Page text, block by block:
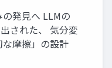
発見へ LLMの
された、 気分変
摩擦」の設計